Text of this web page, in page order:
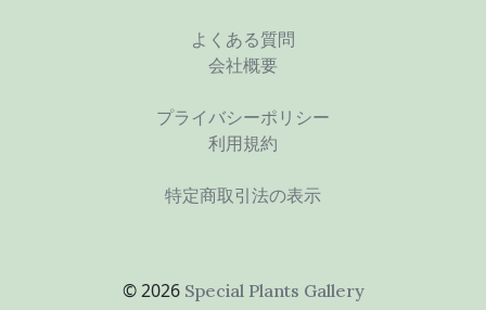
よくある質問
会社概要
プライバシーポリシー
利用規約
特定商取引法の表示
© 2026 Special Plants Gallery